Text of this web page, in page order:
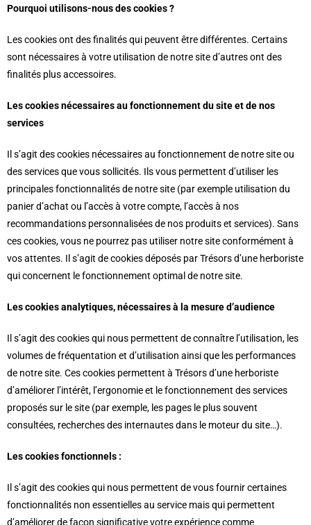
Pourquoi utilisons-nous des cookies ?
Les cookies ont des finalités qui peuvent être différentes. Certains
sont nécessaires à votre utilisation de notre site d’autres ont des
finalités plus accessoires.
Les cookies nécessaires au fonctionnement du site et de nos
services
Il s’agit des cookies nécessaires au fonctionnement de notre site ou
des services que vous sollicités. Ils vous permettent d’utiliser les
principales fonctionnalités de notre site (par exemple utilisation du
panier d’achat ou l’accès à votre compte, l’accès à nos
recommandations personnalisées de nos produits et services). Sans
ces cookies, vous ne pourrez pas utiliser notre site conformément à
vos attentes. Il s’agit de cookies déposés par Trésors d’une herboriste
qui concernent le fonctionnement optimal de notre site.
Les cookies analytiques, nécessaires à la mesure d’audience
Il s’agit des cookies qui nous permettent de connaître l’utilisation, les
volumes de fréquentation et d’utilisation ainsi que les performances
de notre site. Ces cookies permettent à Trésors d’une herboriste
d’améliorer l’intérêt, l’ergonomie et le fonctionnement des services
proposés sur le site (par exemple, les pages le plus souvent
consultées, recherches des internautes dans le moteur du site…).
Les cookies fonctionnels :
Il s’agit des cookies qui nous permettent de vous fournir certaines
fonctionnalités non essentielles au service mais qui permettent
d’améliorer de façon significative votre expérience comme